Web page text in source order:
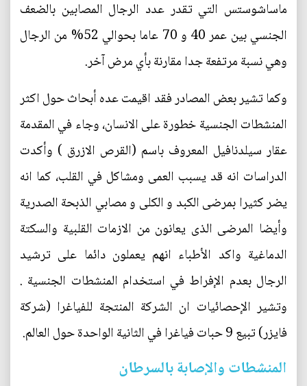
ماساشوستس التي تقدر عدد الرجال المصابين بالضعف
الجنسي بين عمر 40 و 70 عاما بحوالي 52% من الرجال
وهي نسبة مرتفعة جدا مقارنة بأي مرض آخر.
وكما تشير بعض المصادر فقد اقيمت عده أبحاث حول اكثر
المنشطات الجنسية خطورة على الانسان، وجاء في المقدمة
عقار سيلدنافيل المعروف باسم (القرص الازرق ) وأكدت
الدراسات انه قد يسبب العمى ومشاكل في القلب، كما انه
يضر كثيرا بمرضى الكبد و الكلى و مصابي الذبحة الصدرية
وأيضا المرضى الذى يعانون من الازمات القلبية والسكتة
الدماغية واكد الأطباء انهم يعملون دائما على ترشيد
الرجال بعدم الإفراط في استخدام المنشطات الجنسية .
وتشير الإحصائيات ان الشركة المنتجة للفياغرا (شركة
فايزر) تبيع 9 حبات فياغرا في الثانية الواحدة حول العالم.
المنشطات والإصابة بالسرطان